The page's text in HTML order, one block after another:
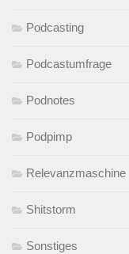
Podcasting
Podcastumfrage
Podnotes
Podpimp
Relevanzmaschine
Shitstorm
Sonstiges